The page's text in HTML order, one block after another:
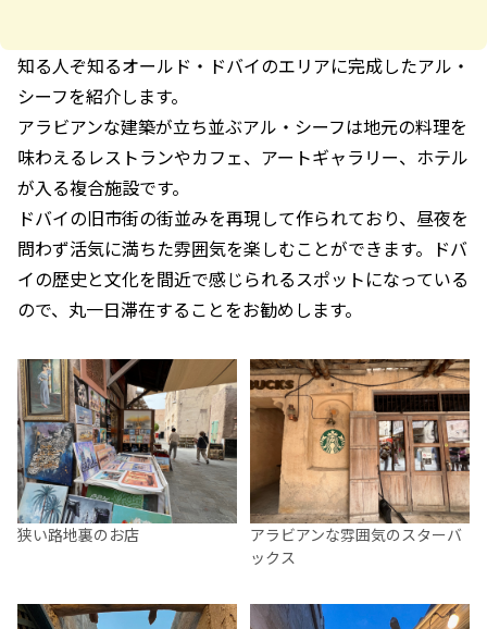
知る人ぞ知るオールド・ドバイのエリアに完成したアル・
シーフを紹介します。
アラビアンな建築が立ち並ぶアル・シーフは地元の料理を
味わえるレストランやカフェ、アートギャラリー、ホテル
が入る複合施設です。
ドバイの旧市街の街並みを再現して作られており、昼夜を
問わず活気に満ちた雰囲気を楽しむことができます。ドバ
イの歴史と文化を間近で感じられるスポットになっている
ので、丸一日滞在することをお勧めします。
狭い路地裏のお店
アラビアンな雰囲気のスターバ
ックス